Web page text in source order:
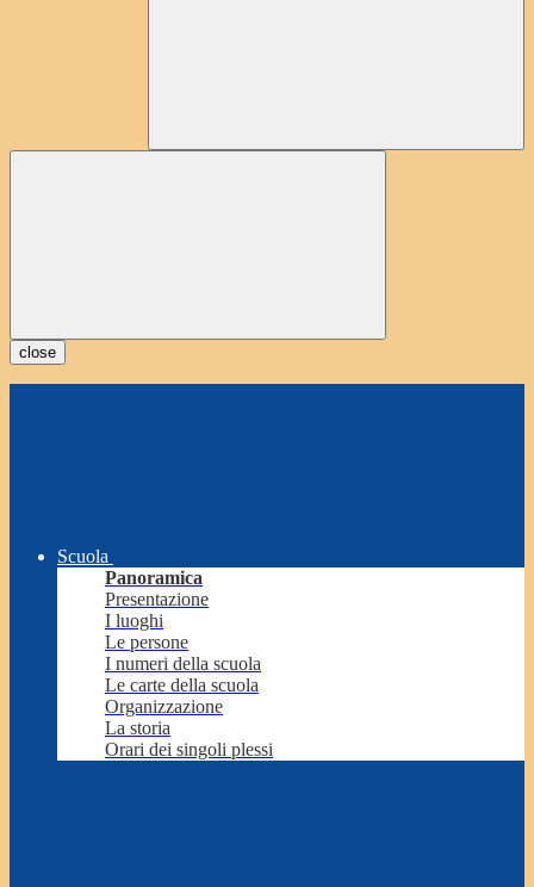
close
Scuola
Panoramica
Presentazione
I luoghi
Le persone
I numeri della scuola
Le carte della scuola
Organizzazione
La storia
Orari dei singoli plessi